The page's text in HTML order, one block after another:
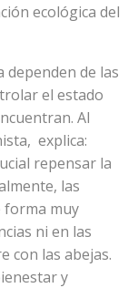
ecológica del
de las
el estado
Al
explica:
repensar la
las
forma muy
ni en las
con las abejas.
y